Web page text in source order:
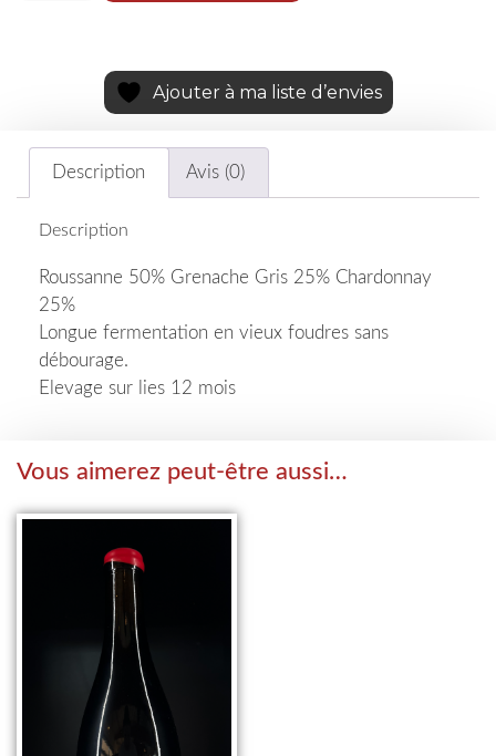
Ajouter à ma liste d’envies
Description Avis (0)
Description
Roussanne 50% Grenache Gris 25% Chardonnay
25%
Longue fermentation en vieux foudres sans
débourage.
Elevage sur lies 12 mois
Vous aimerez peut-être aussi…